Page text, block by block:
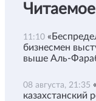
Читаемое
11:10
бизнесмен
выше Аль-
08 августа, 21:35
казахстанский